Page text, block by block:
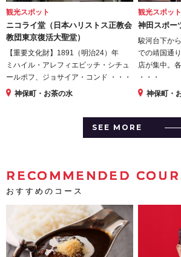
観光スポット
ニコライ堂（日本ハリストス正教会
教団東京復活大聖堂）
【重要文化財】1891（明治24）年
ミハイル・アレフィエビッチ・シチュ
ールポフ、ジョサイア・コンド ・・・
神保町・お茶の水
観光スポット
神田スポー
駿河台下か
での靖国通
店が集中。
・・・
神保町・
SEE MORE
RECOMMENDED
おすすめのコース